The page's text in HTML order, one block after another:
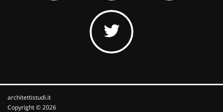
architettistudi.it
Copyright © 2026